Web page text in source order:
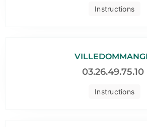
Instructions
Instructions
03.26.49.75.10